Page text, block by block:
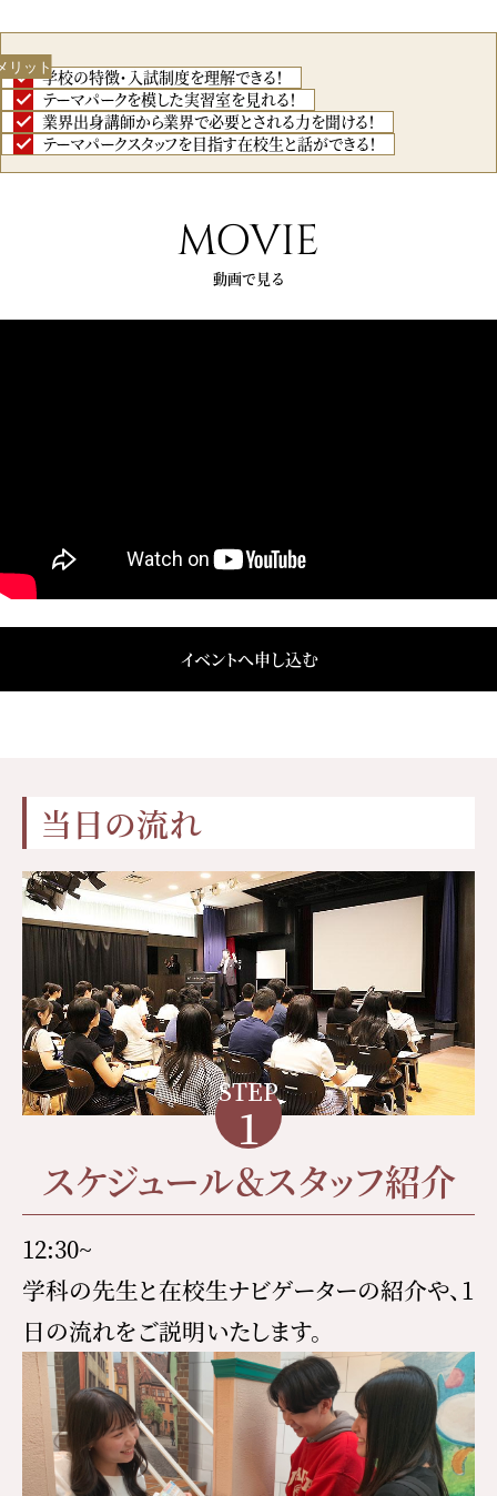
リット学校の特徴・入試制度を理解できる！
テーマパークを模した実習室を見れる！
業界出身講師から業界で必要とされる力を聞ける！
テーマパークスタッフを目指す在校生と話ができる！
MOVIE
動画で見る
イベントへ申し込む
当日の流れ
STEP
1
スケジュール＆スタッフ紹介
12:30~
学科の先生と在校生ナビゲーターの紹介や、1
日の流れをご説明いたします。